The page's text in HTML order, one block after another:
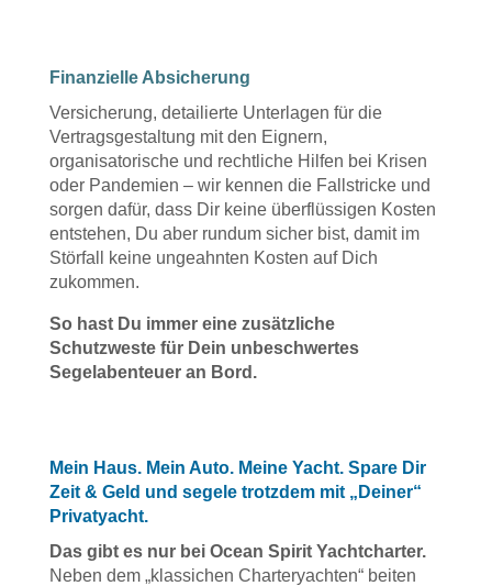
Finanzielle Absicherung
Versicherung, detailierte Unterlagen für die
Vertragsgestaltung mit den Eignern,
organisatorische und rechtliche Hilfen bei Krisen
oder Pandemien – wir kennen die Fallstricke und
sorgen dafür, dass Dir keine überflüssigen Kosten
entstehen, Du aber rundum sicher bist, damit im
Störfall keine ungeahnten Kosten auf Dich
zukommen.
So hast Du immer eine zusätzliche
Schutzweste für Dein unbeschwertes
Segelabenteuer an Bord.
Mein Haus. Mein Auto. Meine Yacht. Spare Dir
Zeit & Geld und segele trotzdem mit „Deiner“
Privatyacht.
Das gibt es nur bei Ocean Spirit Yachtcharter.
Neben dem „klassichen Charteryachten“ beiten